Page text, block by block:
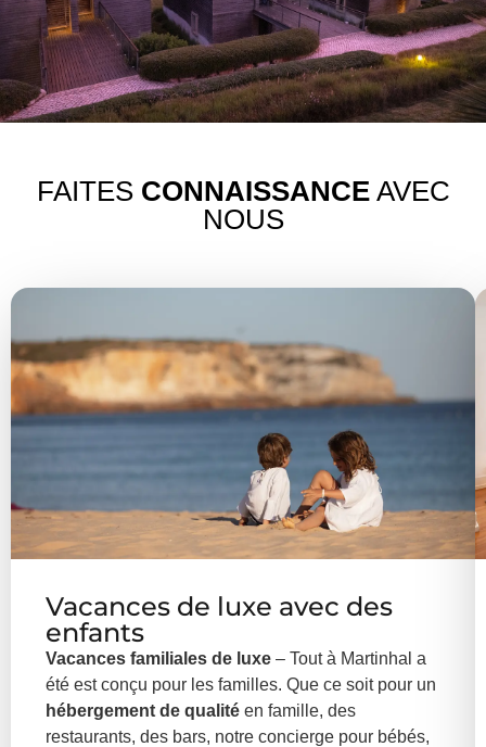
FAITES CONNAISSANCEAVEC
NOUS
Vacances de luxe avec des
enfants
Vacances familiales de luxe – Tout à Martinhal a
été est conçu pour les familles. Que ce soit pour un
hébergement de qualité en famille, des
restaurants, des bars, notre concierge pour bébés,